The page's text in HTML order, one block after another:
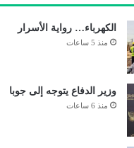
الكهرباء… رواية الأسرار
منذ 5 ساعات
وزير الدفاع يتوجه إلى جوبا
منذ 6 ساعات